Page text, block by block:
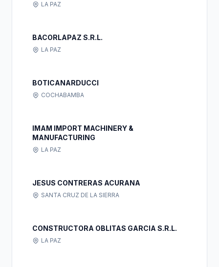
LA PAZ
BACORLAPAZ S.R.L.
LA PAZ
BOTICANARDUCCI
COCHABAMBA
IMAM IMPORT MACHINERY &
MANUFACTURING
LA PAZ
JESUS CONTRERAS ACURANA
SANTA CRUZ DE LA SIERRA
CONSTRUCTORA OBLITAS GARCIA S.R.L.
LA PAZ